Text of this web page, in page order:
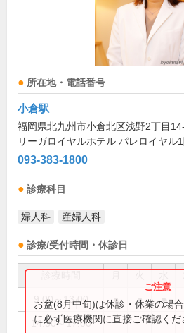
所在地・電話番号
小倉駅
福岡県北九州市小倉北区浅野2丁目
リーガロイヤルホテル パレロイヤル
093-383-1800
診療科目
婦人科 産婦人科
診療/受付時間・休診日
9:00～13:00 ● ● ●
14:30～17:00
お盆(8月中旬)は休診・休業の場
に必ず医療機関に直接ご確認くだ